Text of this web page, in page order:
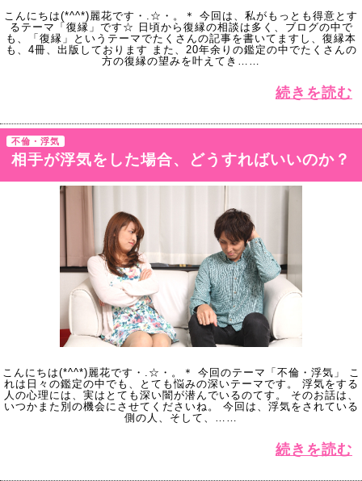
こんにちは(*^^*)麗花です・.☆・。＊ 今回は、私がもっとも得意とす
るテーマ「復縁」です☆ 日頃から復縁の相談は多く、ブログの中で
も、「復縁」というテーマでたくさんの記事を書いてますし、復縁本
も、4冊、出版しております また、20年余りの鑑定の中でたくさんの
方の復縁の望みを叶えてき……
続きを読む
不倫・浮気
相手が浮気をした場合、どうすればいいのか？
こんにちは(*^^*)麗花です・.☆・。＊ 今回のテーマ「不倫・浮気」 こ
れは日々の鑑定の中でも、とても悩みの深いテーマです。 浮気をする
人の心理には、実はとても深い闇が潜んでいるのてす。 そのお話は、
いつかまた別の機会にさせてくださいね。 今回は、浮気をされている
側の人、そして、……
続きを読む